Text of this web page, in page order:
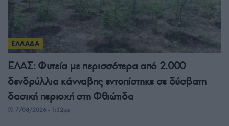
ΕΛΛΑΔΑ
ΕΛΑΣ: Φυτεία με περισσότερα από 2.000
δενδρύλλια κάνναβης εντοπίστηκε σε δύσβατη
δασική περιοχή στη Φθιώτιδα
7/08/2026 - 1:32μμ